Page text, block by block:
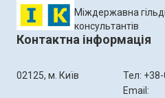
Міждержавна
консультантів
Контактна інформація
02125, м. Київ
Тел:
Email: